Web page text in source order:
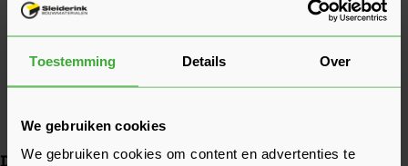
Toestemming Details Over
We gebruiken cookies
We gebruiken cookies om content en advertenties te
Drukweerstand: 190 kN/m2
Chemische eigenschappen: onschadelijk voor het drinkwater,
Bekijk meer
Dit vind je misschien ook handig